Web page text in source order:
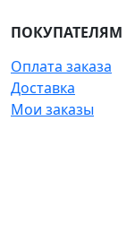
ПОКУПАТЕЛЯМ
Оплата заказа
Доставка
Мои заказы